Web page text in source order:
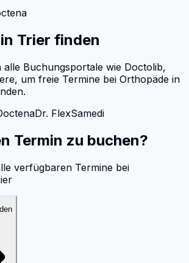
in Trier finden
Buchungsportale wie Doctolib,
um freie Termine bei Orthopäde in
Dr. FlexSamedi
Termin zu buchen?
verfügbaren Termine bei